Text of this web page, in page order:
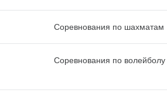
Соревнования по шахматам
Соревнования по волейболу